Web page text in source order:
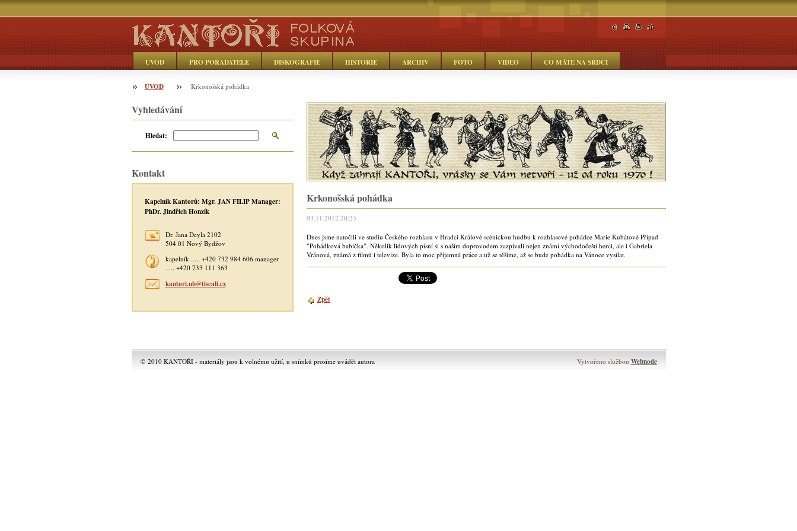
ÚVOD PRO POŘADATELE DISKOGRAFIE HISTORIE ARCHIV FOTO VIDEO CO MÁTE NA SRDCI
Objednávka
ÚVOD Krkonošská pohádka
Krkonošská pohádka
03.11.2012 20:23
Dnes jsme natočili ve studiu Českého rozhlasu v Hradci Králové scénickou hudbu k rozhlasové pohádce Marie Kubátové Případ
"Pohádková babička". Několik lidových písní si s naším doprovodem zazpívali nejen známí východočeští herci, ale i Gabriela
Vránová, známá z filmů i televize. Byla to moc příjemná práce a už se těšíme, až se bude pohádka na Vánoce vysílat.
Zpět
Vyhledávání
Hledat:
Kontakt
Kapelník Kantorů: Mgr. JAN FILIP Manager:
PhDr. Jindřich Honzík
Dr. Jana Deyla 2102
504 01 Nový Bydžov
kapelník ..... +420 732 984 606 manager
..... +420 733 111 363
kantori.nb@tiscali.cz
© 2010 KANTOŘI - materiály jsou k volnému užití, u snímků prosíme uvádět autora Vytvořeno službou Webnode